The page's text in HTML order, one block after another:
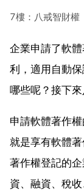
7樓：八戒智財權
企業申請了軟
利，適用自動
哪些呢？接下來
申請軟體著作
就是享有軟體
著作權登記的
資、融資、稅